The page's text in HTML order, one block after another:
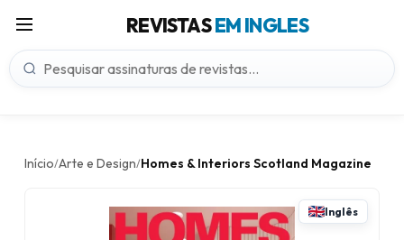
REVISTASEM INGLES
Início/Arte e Design/Homes & Interiors Scotland Magazine
Inglês